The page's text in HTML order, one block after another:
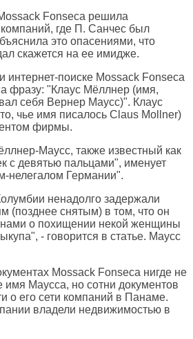
Fonseca решила
компаний, где П. Санчес был
это опасениями, что
скажется на ее имидже.
интернет-поиске Mossack Fonseca
фразу: "Клаус Мёллнер (имя,
себя Вернер Маусс)". Клаус
чье имя писалось Claus Mollner)
фирмы.
Маусс, также известный как
с девятью пальцами", именует
нелегалом Германии".
ненадолго задержали
(позднее снятым) в том, что он
о похищении некой женщины
- говорится в статье. Маусс
Mossack Fonseca нигде не
имя Маусса, но сотни документов
о его сети компаний в Панаме.
владели недвижимостью в